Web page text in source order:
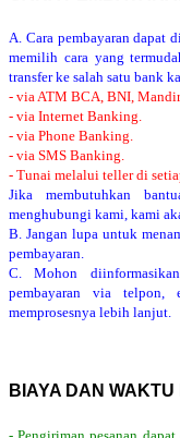
A. Cara pembayaran dapat
memilih cara yang
transfer ke salah satu bank
- via ATM BCA, BNI,
- via Internet Banking.
- via Phone Banking.
- via SMS Banking.
- Tunai melalui teller di
Jika membutuhkan
menghubungi kami, kami
B. Jangan lupa untuk
pembayaran.
C. Mohon
pembayaran via
memprosesnya lebih lanjut.
BIAYA DAN WAKTU